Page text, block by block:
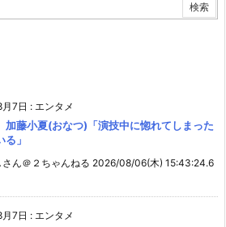
7日 : エンタメ
加藤小夏(おなつ)「演技中に惚れてしまった
」
さん＠２ちゃんねる 2026/08/06(木) 15:43:24.6
7日 : エンタメ